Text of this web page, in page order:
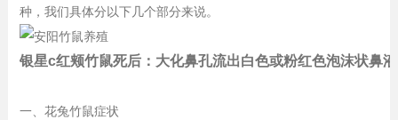
种，我们具体分以下几个部分来说。
银星c红颊竹鼠死后：大化鼻孔流出白色或粉红色泡沫状鼻液
一、花兔竹鼠症状